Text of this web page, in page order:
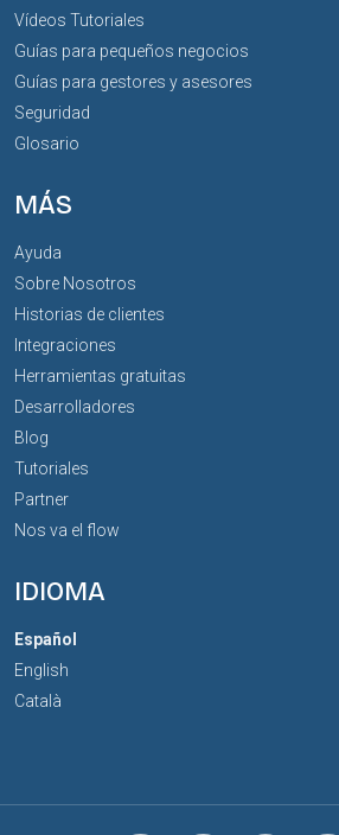
Vídeos Tutoriales
Guías para pequeños negocios
Guías para gestores y asesores
Seguridad
Glosario
MÁS
Ayuda
Sobre Nosotros
Historias de clientes
Integraciones
Herramientas gratuitas
Desarrolladores
Blog
Tutoriales
Partner
Nos va el flow
IDIOMA
Español
English
Català